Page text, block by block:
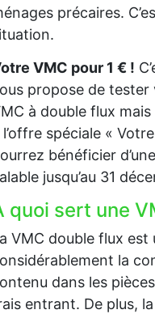
précaires.
VMC pour 1 € !
propose de tester
à double flux mais
l’offre spéciale «
bénéficier
jusqu’au 31
quoi sert une
VMC double flux
la
dans les
entrant. De plus,